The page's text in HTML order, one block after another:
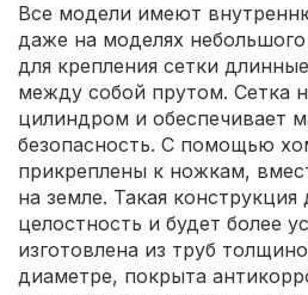
Все модели имеют
даже на моделях
для крепления сетки
между собой прутом. Сетка
цилиндром и обеспечивает
безопасность. С помощью
прикреплены к ножкам,
на земле. Такая
целостность и будет более
изготовлена из труб
диаметре, покрыта